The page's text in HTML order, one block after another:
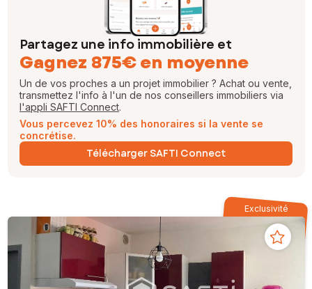
Partagez une info immobilière et
Gagnez 875€ en moyenne
Un de vos proches a un projet immobilier ? Achat ou vente,
transmettez l'info à l'un de nos conseillers immobiliers via
l'appli SAFTI Connect.
Vous percevez 10% des honoraires si la vente se
concrétise.
Télécharger SAFTI Connect
Exclusivité